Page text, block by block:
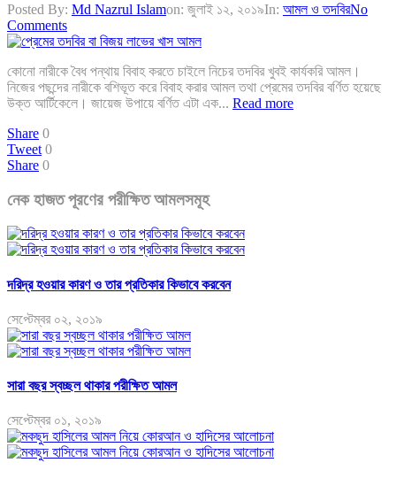
Posted By: Md Nazrul Islamon: জুলাই ১২, ২০১৯In: আমল ও তদবিরNo
Comments
কোনো নারীকে বৈধ পন্থায় বিবাহ করতে চাইলে নিচের তদবির খুবই কার্যকরি আমল।
নিজের পছন্দের নারীকে বশিভূত করে বিবাহ করার আমল তথা প্রেমের তদবির বর্ণিত হয়েছে
উক্ত আর্টিকেলে। জায়েজ উপায়ে বর্ণিত এটা এক... Read more
Share 0
Tweet 0
Share 0
নেক হাজত পূরণের পরীক্ষিত আমলসমূহ
দরিদ্র হওয়ার কারণ ও তার প্রতিকার কিভাবে করবেন
সেপ্টেম্বর ০২, ২০১৯
সারা বছর স্বচ্ছল থাকার পরীক্ষিত আমল
সেপ্টেম্বর ০১, ২০১৯